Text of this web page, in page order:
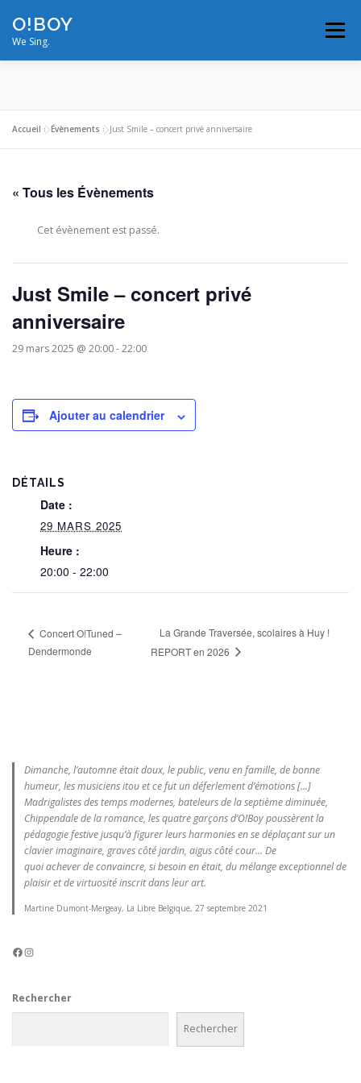
contenu
O!BOY
We Sing.
Menu
Accueil »Évènements »Just Smile – concert privé anniversaire
« Tous les Évènements
Cet évènement est passé.
Just Smile – concert privé
anniversaire
29 mars 2025 @ 20:00-22:00
Ajouter au calendrier
DÉTAILS
Date :
29 MARS 2025
Heure :
20:00 - 22:00
Concert O!Tuned –
Dendermonde
La Grande Traversée, scolaires à Huy !
REPORT en 2026
Dimanche, l’automne était doux, le public, venu en famille, de bonne
humeur, les musiciens itou et ce fut un déferlement d’émotions [...]
Madrigalistes des temps modernes, bateleurs de la septième diminuée,
Chippendale de la romance, les quatre garçons d’O!Boy poussèrent la
pédagogie festive jusqu’à figurer leurs harmonies en se déplaçant sur un
clavier imaginaire, graves côté jardin, aigus côté cour... De
quoi achever de convaincre, si besoin en était, du mélange exceptionnel de
plaisir et de virtuosité inscrit dans leur art.
Martine Dumont-Mergeay, La Libre Belgique, 27 septembre 2021
Facebook Instagram
Rechercher
Rechercher